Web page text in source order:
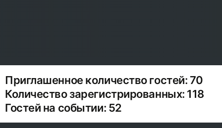
Приглашенное количество гостей: 70
Количество зарегистрированных: 118
Гостей на событии: 52